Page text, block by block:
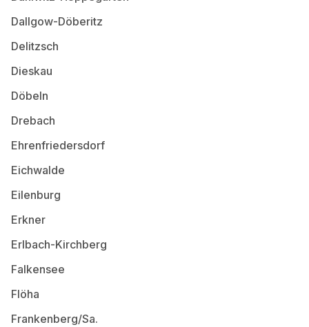
Dallgow-Döberitz
Delitzsch
Dieskau
Döbeln
Drebach
Ehrenfriedersdorf
Eichwalde
Eilenburg
Erkner
Erlbach-Kirchberg
Falkensee
Flöha
Frankenberg/Sa.